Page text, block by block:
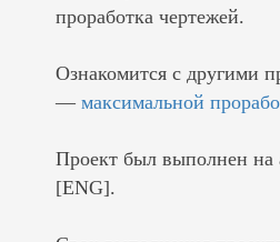
проработка чертежей.
Ознакомится с другими
— максимальной
Проект был выполнен на
[ENG].